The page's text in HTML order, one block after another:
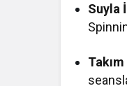
Suyla